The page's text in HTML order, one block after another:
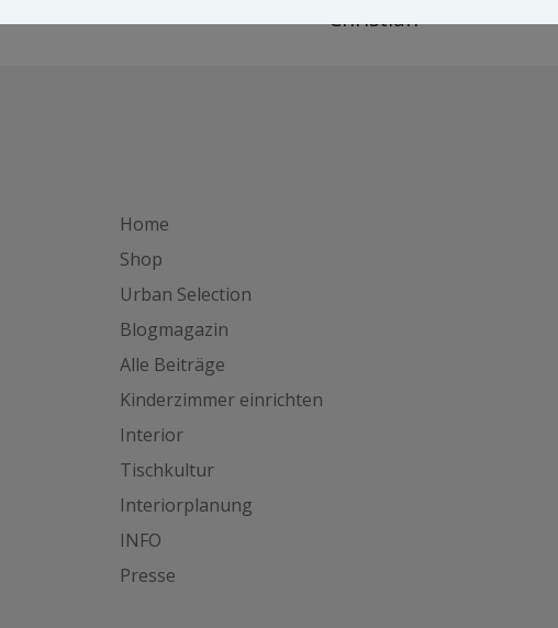
Christian
Home
Shop
Urban Selection
Blogmagazin
Alle Beiträge
Kinderzimmer einrichten
Interior
Tischkultur
Interiorplanung
INFO
Presse